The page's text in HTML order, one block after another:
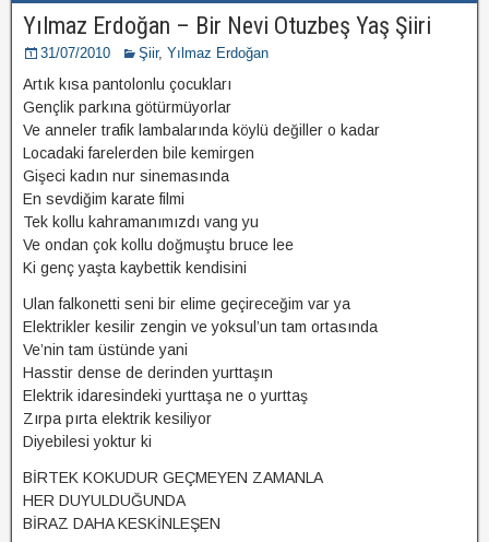
Yılmaz Erdoğan – Bir Nevi Otuzbeş Yaş Şiiri
31/07/2010 Şiir, Yılmaz Erdoğan
Artık kısa pantolonlu çocukları
Gençlik parkına götürmüyorlar
Ve anneler trafik lambalarında köylü değiller o kadar
Locadaki farelerden bile kemirgen
Gişeci kadın nur sinemasında
En sevdiğim karate filmi
Tek kollu kahramanımızdı vang yu
Ve ondan çok kollu doğmuştu bruce lee
Ki genç yaşta kaybettik kendisini
Ulan falkonetti seni bir elime geçireceğim var ya
Elektrikler kesilir zengin ve yoksul’un tam ortasında
Ve’nin tam üstünde yani
Hasstir dense de derinden yurttaşın
Elektrik idaresindeki yurttaşa ne o yurttaş
Zırpa pırta elektrik kesiliyor
Diyebilesi yoktur ki
BİRTEK KOKUDUR GEÇMEYEN ZAMANLA
HER DUYULDUĞUNDA
BİRAZ DAHA KESKİNLEŞEN